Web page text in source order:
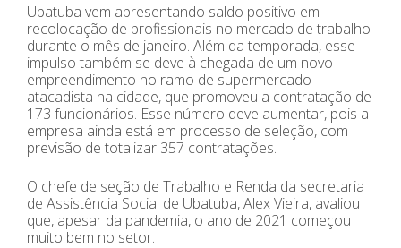
Ubatuba vem apresentando saldo positivo em
recolocação de profissionais no mercado de trabalho
durante o mês de janeiro. Além da temporada, esse
impulso também se deve à chegada de um novo
empreendimento no ramo de supermercado
atacadista na cidade, que promoveu a contratação de
173 funcionários. Esse número deve aumentar, pois a
empresa ainda está em processo de seleção, com
previsão de totalizar 357 contratações.
O chefe de seção de Trabalho e Renda da secretaria
de Assistência Social de Ubatuba, Alex Vieira, avaliou
que, apesar da pandemia, o ano de 2021 começou
muito bem no setor.